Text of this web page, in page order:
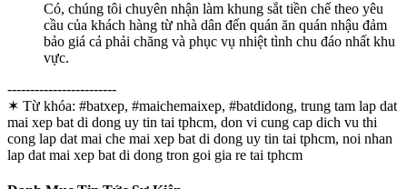
Có, chúng tôi chuyên nhận làm khung sắt tiền chế theo yêu
cầu của khách hàng từ nhà dân đến quán ăn quán nhậu đảm
bảo giá cả phải chăng và phục vụ nhiệt tình chu đáo nhất khu
vực.
------------------------
✶ Từ khóa: #batxep, #maichemaixep, #batdidong, trung tam lap dat
mai xep bat di dong uy tin tai tphcm, don vi cung cap dich vu thi
cong lap dat mai che mai xep bat di dong uy tin tai tphcm, noi nhan
lap dat mai xep bat di dong tron goi gia re tai tphcm